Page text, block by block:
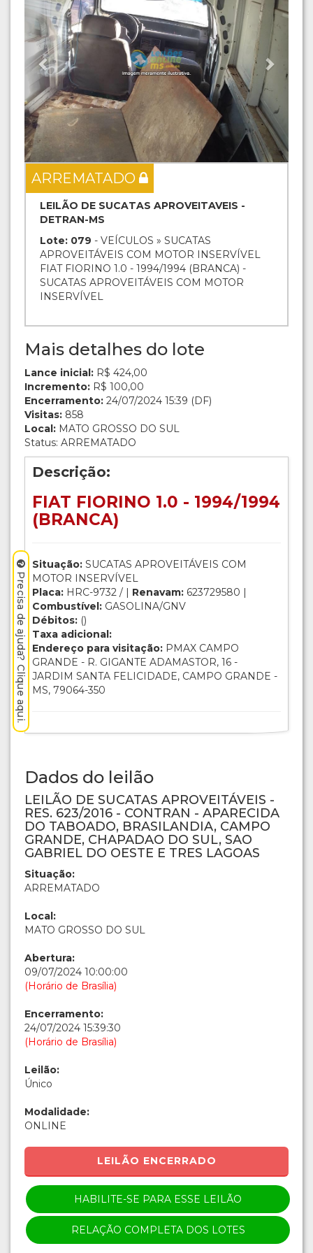
ARREMATADO
LEILÃO DE SUCATAS APROVEITAVEIS -
DETRAN-MS
Lote: 079 - VEÍCULOS » SUCATAS
APROVEITÁVEIS COM MOTOR INSERVÍVEL
FIAT FIORINO 1.0 - 1994/1994 (BRANCA) -
SUCATAS APROVEITÁVEIS COM MOTOR
INSERVÍVEL
Mais detalhes do lote
Lance inicial: R$ 424,00
Incremento: R$ 100,00
Encerramento: 24/07/2024 15:39 (DF)
Visitas: 858
Local: MATO GROSSO DO SUL
Status: ARREMATADO
Descrição:
FIAT FIORINO 1.0 - 1994/1994
(BRANCA)
Situação: SUCATAS APROVEITÁVEIS COM
MOTOR INSERVÍVEL
Placa: HRC-9732 / | Renavam: 623729580 |
Combustível: GASOLINA/GNV
Débitos: ()
Taxa adicional:
Endereço para visitação: PMAX CAMPO
GRANDE - R. GIGANTE ADAMASTOR, 16 -
JARDIM SANTA FELICIDADE, CAMPO GRANDE -
MS, 79064-350
Dados do leilão
LEILÃO DE SUCATAS APROVEITÁVEIS -
RES. 623/2016 - CONTRAN - APARECIDA
DO TABOADO, BRASILANDIA, CAMPO
GRANDE, CHAPADAO DO SUL, SAO
GABRIEL DO OESTE E TRES LAGOAS
Situação:
ARREMATADO
Local:
MATO GROSSO DO SUL
Abertura:
09/07/2024 10:00:00
(Horário de Brasília)
Encerramento:
24/07/2024 15:39:30
(Horário de Brasília)
Leilão:
Único
Modalidade:
ONLINE
LEILÃO ENCERRADO
HABILITE-SE PARA ESSE LEILÃO
RELAÇÃO COMPLETA DOS LOTES
Precisa de ajuda? Clique aqui.